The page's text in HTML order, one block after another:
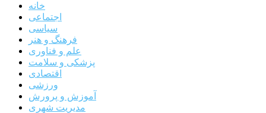
خانه
اجتماعی
سیاسی
فرهنگ و هنر
علم و فناوری
پزشکی و سلامت
اقتصادی
ورزشی
آموزش و پرورش
مدیریت شهری